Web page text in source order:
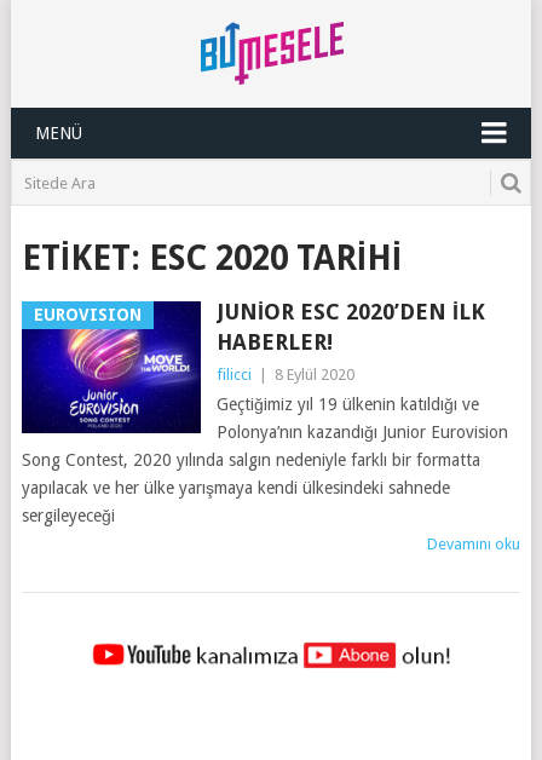
MENÜ
ETIKET: ESC 2020 TARIHI
EUROVISION
JUNIOR ESC 2020’DEN İLK
HABERLER!
filicci 8 Eylül 2020
Geçtiğimiz yıl 19 ülkenin katıldığı ve
Polonya’nın kazandığı Junior Eurovision
Song Contest, 2020 yılında salgın nedeniyle farklı bir formatta
yapılacak ve her ülke yarışmaya kendi ülkesindeki sahnede
sergileyeceği
Devamını oku
YAZILAR